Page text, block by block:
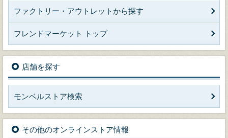
ファクトリー・アウトレットから探す
フレンドマーケット トップ
店舗を探す
モンベルストア検索
その他のオンラインストア情報